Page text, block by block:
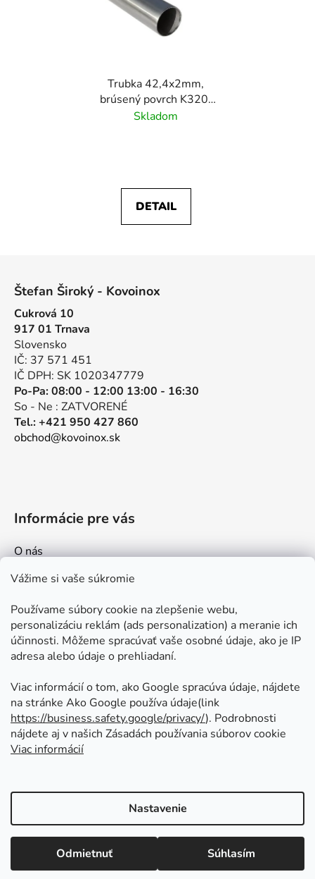
Vážime si vaše súkromie
Používame súbory cookie na zlepšenie webu,
personalizáciu reklám (ads personalization) a meranie ich
účinnosti. Môžeme spracúvať vaše osobné údaje, ako je IP
adresa alebo údaje o prehliadaní.
Viac informácií o tom, ako Google spracúva údaje, nájdete
na stránke Ako Google používa údaje(link
https://business.safety.google/privacy/⁩). Podrobnosti
nájdete aj v našich Zásadách používania súborov cookie
Viac informácií
Nastavenie
Odmietnuť Súhlasím
Trubka 42,4x2mm,
brúsený povrch K320/
nerez AISI304
Skladom
DETAIL
Štefan Široký - Kovoinox
Cukrová 10
917 01 Trnava
Slovensko
IČ: 37 571 451
IČ DPH: SK 1020347779
Po-Pa: 08:00 - 12:00 13:00 - 16:30
So - Ne : ZATVORENÉ
Tel.: +421 950 427 860
obchod@kovoinox.sk
Informácie pre vás
O nás
Kontakt
Ako nakupovať
Obchodné podmienky
Ochrana osobných údajov
Odstúpenie od zmluvy
Prijímame online platby
Vytvoril Shoptet
Copyright 2026Kovoinoxshop.sk - všetko pre
zábradlia, brány a ploty
. Všetky práva vyhradené.
Upraviť nastavenie cookies